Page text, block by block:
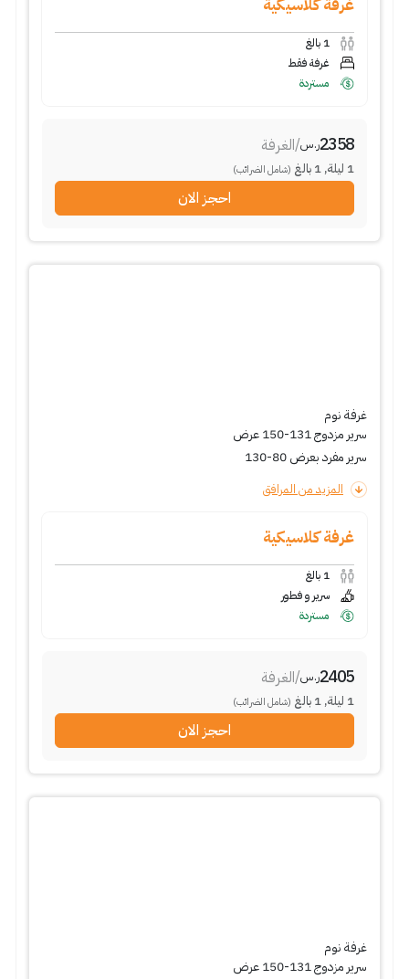
غرفة كلاسيكية
1 بالغ
غرفة فقط
مستردة
2358ر.س/الغرفة
1 ليلة,
1 بالغ (شامل الضرائب)
احجز الان
غرفة نوم
سرير مزدوج 131-150 عرض
سرير مفرد بعرض 80-130
المزيد من المرافق
غرفة كلاسيكية
1 بالغ
سرير و فطور
مستردة
2405ر.س/الغرفة
1 ليلة,
1 بالغ (شامل الضرائب)
احجز الان
غرفة نوم
سرير مزدوج 131-150 عرض